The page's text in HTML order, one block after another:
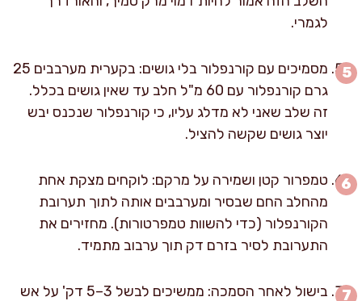
לגמרי.
מסמיכים עם קורנפלור בלי גושים: בקערית מערבבים 25
גרם קורנפלור עם 60 מ"ל חלב עד שאין גושים בכלל.
זה שלב שאני לא מדלג עליו, כי קורנפלור שנכנס יבש
יוצר גושים שקשה להציל.
טמפרור קטן ושמירה על מרקם: לוקחים מצקת אחת
מהחלב החם שבסיר ומערבבים אותה לתוך תערובת
הקורנפלור (כדי להשוות טמפרטורות). מחזירים את
התערובת לסיר בזרם דק תוך ערבוב מתמיד.
בישול לאחר הסמכה: ממשיכים לבשל 3–5 דק' על אש